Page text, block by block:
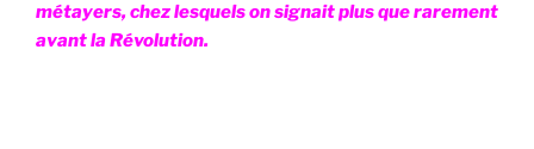
métayers, chez lesquels on signait plus que rarement
avant la Révolution.